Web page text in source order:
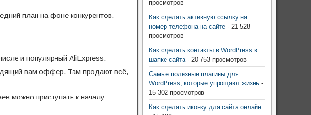
план на фоне конкурентов.
и популярный AliExpress.
вам оффер. Там продают всё,
можно приступать к началу
просмотров
Как сделать активную ссылку на
номер телефона на сайте - 21 528
просмотров
Как сделать контакты в WordPress в
шапке сайта- 20 753 просмотров
Самые полезные плагины для
WordPress, которые упрощают жизнь -
15 302 просмотров
Как сделать иконку для сайта онлайн